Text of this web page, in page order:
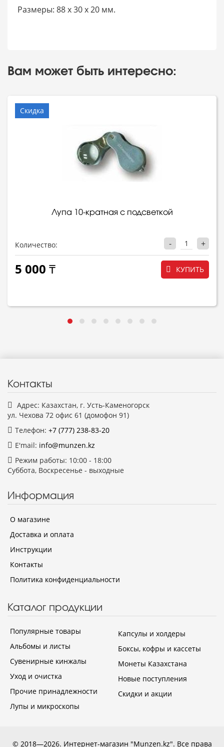
Размеры: 88 x 30 x 20 мм.
Вам может быть интересно:
Скидка
Лупа 10-кратная с подсветкой
Количество: - +
5 000 ₸ КУПИТЬ
Контакты
Адрес: Казахстан, г. Усть-Каменогорск
ул. Чехова 72 офис 61 (домофон 91)
Телефон: +7 (777) 238-83-20
E'mail: info@munzen.kz
Режим работы: 10:00 - 18:00
Суббота, Воскресенье - выходные
Информация
О магазине
Доставка и оплата
Инструкции
Контакты
Политика конфиденциальности
Каталог продукции
Популярные товары
Альбомы и листы
Сувенирные кинжалы
Уход и очистка
Прочие принадлежности
Лупы и микроскопы
Капсулы и холдеры
Боксы, кофры и кассеты
Монеты Казахстана
Новые поступления
Скидки и акции
© 2018—2026. Интернет-магазин "Munzen.kz". Все права